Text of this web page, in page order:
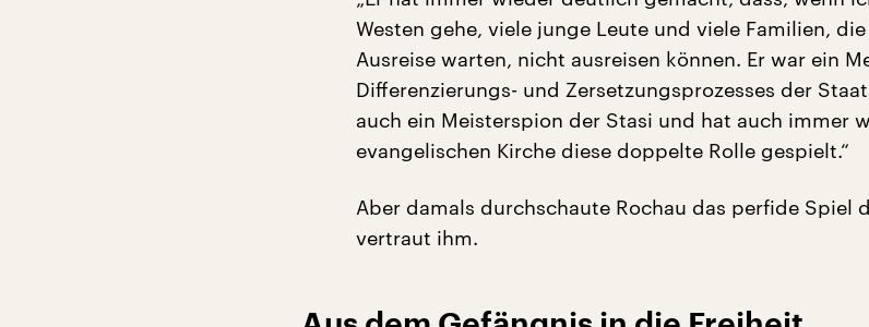
Westen gehe, viele junge Leute und viele Familien,
Ausreise warten, nicht ausreisen können. Er war ein
Differenzierungs- und Zersetzungsprozesses der
auch ein Meisterspion der Stasi und hat auch immer
evangelischen Kirche diese doppelte Rolle gespielt.“
Aber damals durchschaute Rochau das perfide Spiel
vertraut ihm.